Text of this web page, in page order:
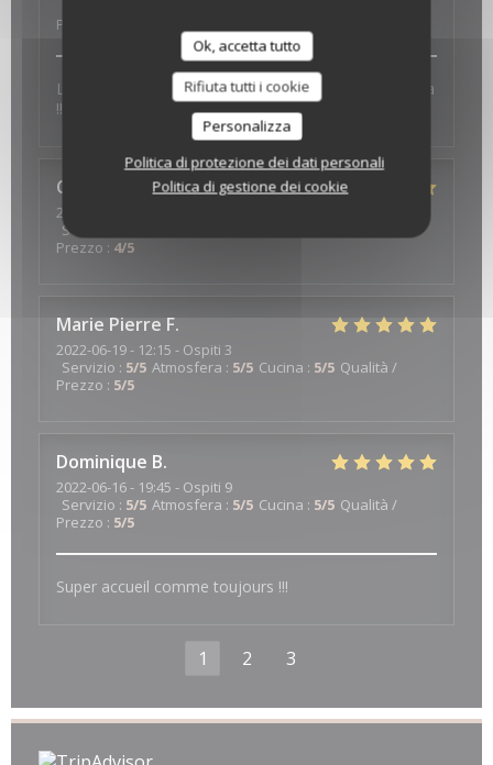
Ok, accetta tutto
Rifiuta tutti i cookie
Personalizza
Politica di protezione dei dati personali
Politica di gestione dei cookie
Prezzo
L accueil au top, les plats très bons, déco très sympa
!!! Parfait
Catherine A
2022-06-24
Servizio
Prezzo : 4/5
Marie Pierre F
2022-06-19- 12:15 - Ospiti 3
Servizio : 5/5 Atmosfera : 5/5 Cucina : 5/5 Qualità /
Prezzo : 5/5
Dominique B
2022-06-16- 19:45 - Ospiti 9
Servizio : 5/5 Atmosfera : 5/5 Cucina : 5/5 Qualità /
Prezzo : 5/5
Super accueil comme toujours !!!
1 2 3